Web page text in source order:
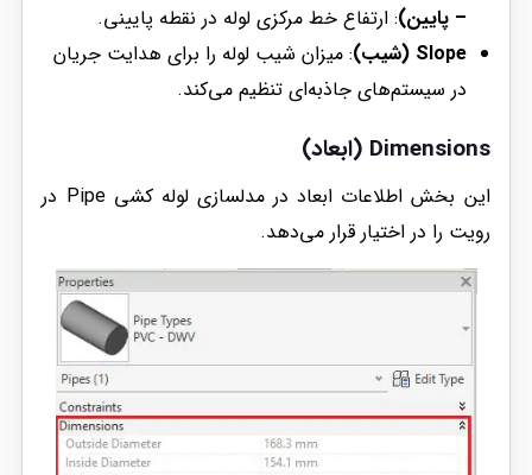
– پایین): ارتفاع خط مرکزی لوله در نقطه پایینی.
Slope (شیب)
: میزان شیب لوله را برای هدایت جریان
در سیستم‌های جاذبه‌ای تنظیم می‌کند.
Dimensions (ابعاد)
این بخش اطلاعات ابعاد در مدلسازی لوله کشی Pipe در
رویت را در اختیار قرار می‌دهد.